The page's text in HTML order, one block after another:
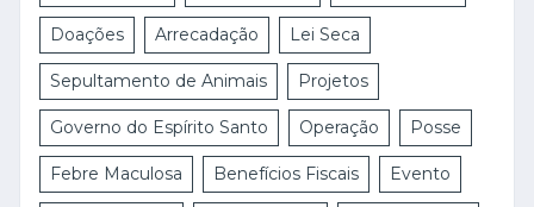
Doações Arrecadação Lei Seca
Sepultamento de Animais Projetos
Governo do Espírito Santo Operação Posse
Febre Maculosa Benefícios Fiscais Evento